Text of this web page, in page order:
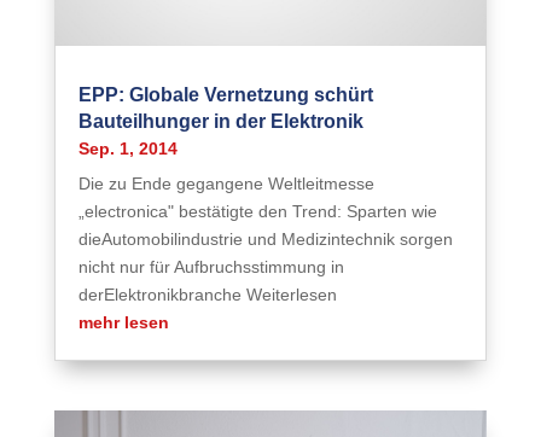
EPP: Globale Vernetzung schürt
Bauteilhunger in der Elektronik
Sep. 1, 2014
Die zu Ende gegangene Weltleitmesse
„electronica" bestätigte den Trend: Sparten wie
dieAutomobilindustrie und Medizintechnik sorgen
nicht nur für Aufbruchsstimmung in
derElektronikbranche Weiterlesen
mehr lesen